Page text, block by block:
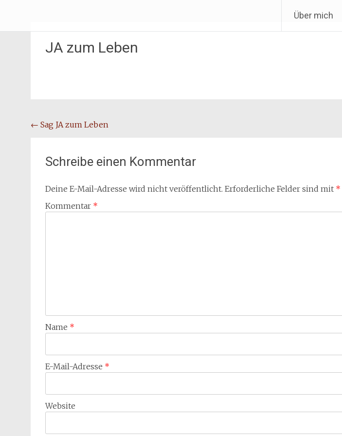
springen
Über mich
JA zum Leben
Beitragsnavigation
← Sag JA zum Leben
Schreibe einen Kommentar
Deine E-Mail-Adresse wird nicht veröffentlicht. Erforderliche Felder sind mit *
Kommentar *
Name *
E-Mail-Adresse *
Website